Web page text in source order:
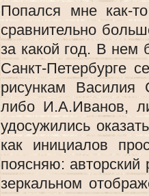
Попался мне как-
сравнительно
за какой год. В нем
Санкт-Петербурге
рисункам Василия
либо И.А.Иванов,
удосужились
как инициалов
поясняю: авторский
зеркальном